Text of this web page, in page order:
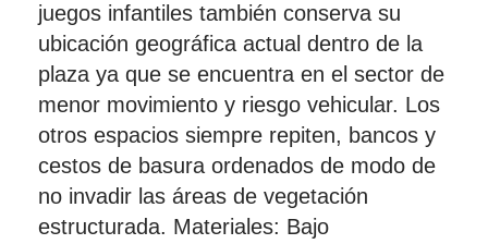
juegos infantiles también conserva su
ubicación geográfica actual dentro de la
plaza ya que se encuentra en el sector de
menor movimiento y riesgo vehicular. Los
otros espacios siempre repiten, bancos y
cestos de basura ordenados de modo de
no invadir las áreas de vegetación
estructurada. Materiales: Bajo